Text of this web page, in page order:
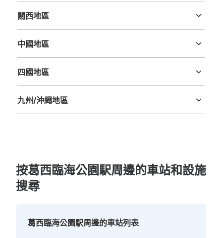
現金, ICカード
關西地區
中國地區
四國地區
九州/沖繩地區
按葛西臨海公園駅周邊的車站和設施
搜尋
葛西臨海公園駅周邊的車站列表